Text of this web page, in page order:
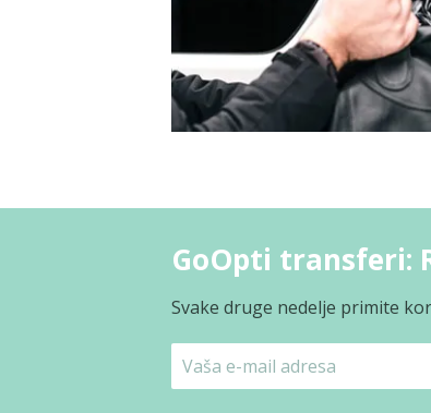
GoOpti transferi:
Svake druge nedelje primite